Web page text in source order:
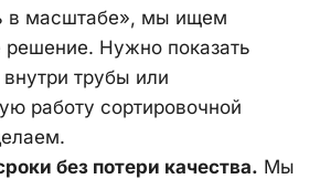
в масштабе», мы ищем
Нужно показать
трубы или
работу сортировочной
без потери качества. Мы